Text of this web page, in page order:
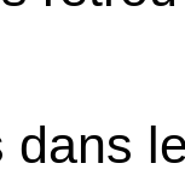
dans